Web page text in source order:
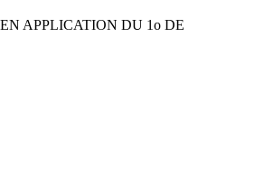
APPLICATION DU 1o DE